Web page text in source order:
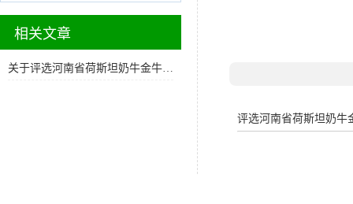
相关文章
关于评选河南省荷斯坦奶牛金牛奖的通知
评选河南省荷斯坦奶牛